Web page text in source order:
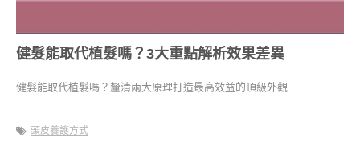
健髮能取代植髮嗎？3大重點解析效果差異
健髮能取代植髮嗎？釐清兩大原理打造最高效益的頂級外觀
頭皮養護方式